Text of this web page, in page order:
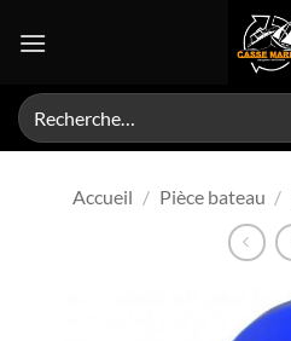
Recherche
pour :
Accueil / Pièce bateau /